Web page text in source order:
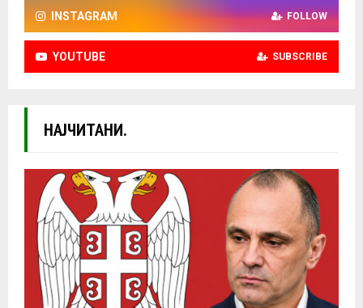
INSTAGRAM FOLLOW
YOUTUBE SUBSCRIBE
НАЈЧИТАНИ.